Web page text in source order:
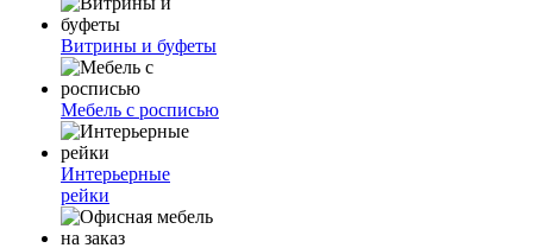
Витрины и буфеты
Мебель с росписью
Интерьерные
рейки